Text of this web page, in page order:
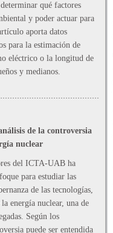
qué factores
y poder actuar para
aporta datos
para la estimación de
eléctrico o la longitud de
y medianos.
de la controversia
nuclear
del ICTA-UAB ha
para estudiar las
de las tecnologías,
energía nuclear, una de
Según los
puede ser entendida